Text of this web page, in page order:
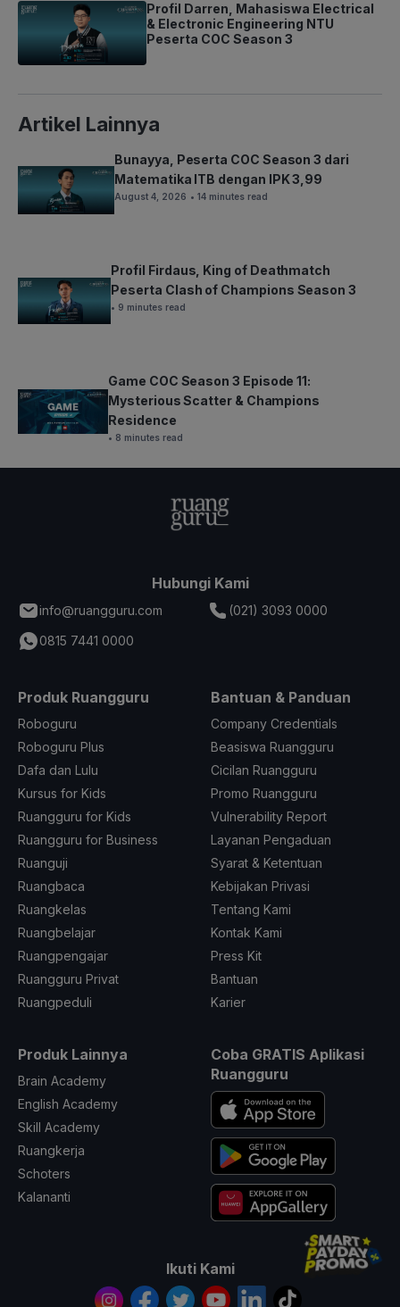
Profil Darren, Mahasiswa Electrical
& Electronic Engineering NTU
Peserta COC Season 3
Artikel Lainnya
Bunayya, Peserta COC Season 3 dari
Matematika ITB dengan IPK 3,99
August 4, 2026 • 14 minutes read
Profil Firdaus, King of Deathmatch
Peserta Clash of Champions Season 3
• 9 minutes read
Game COC Season 3 Episode 11:
Mysterious Scatter & Champions
Residence
• 8 minutes read
Hubungi Kami
info@ruangguru.com
(021) 3093 0000
0815 7441 0000
Produk Ruangguru
Roboguru
Roboguru Plus
Dafa dan Lulu
Kursus for Kids
Ruangguru for Kids
Ruangguru for Business
Ruanguji
Ruangbaca
Ruangkelas
Ruangbelajar
Ruangpengajar
Ruangguru Privat
Ruangpeduli
Bantuan & Panduan
Company Credentials
Beasiswa Ruangguru
Cicilan Ruangguru
Promo Ruangguru
Vulnerability Report
Layanan Pengaduan
Syarat & Ketentuan
Kebijakan Privasi
Tentang Kami
Kontak Kami
Press Kit
Bantuan
Karier
Produk Lainnya
Brain Academy
English Academy
Skill Academy
Ruangkerja
Schoters
Kalananti
Coba GRATIS Aplikasi
Ruangguru
Ikuti Kami